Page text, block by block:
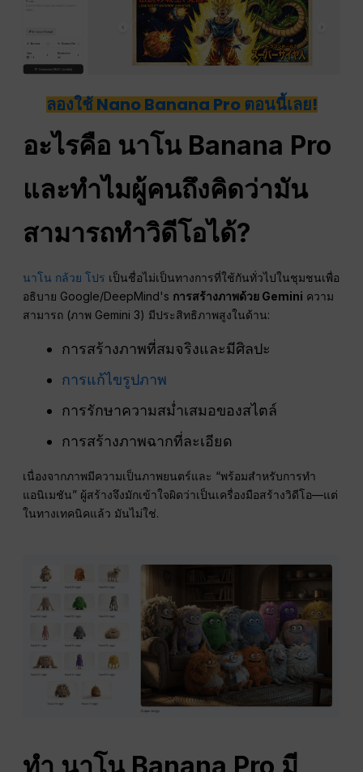
ลองใช้ Nano Banana Pro ตอนนี้เลย!
อะไรคือ นาโนBanana Pro
และทำไมผู้คนถึงคิดว่ามัน
สามารถทำวิดีโอได้?
นาโน กล้วย โปร เป็นชื่อไม่เป็นทางการที่ใช้กันทั่วไปในชุมชนเพื่อ
อธิบาย Google/DeepMind's การสร้างภาพด้วย Gemini ความ
สามารถ (ภาพ Gemini 3) มีประสิทธิภาพสูงในด้าน:
การสร้างภาพที่สมจริงและมีศิลปะ
การแก้ไขรูปภาพ
การรักษาความสม่ำเสมอของสไตล์
การสร้างภาพฉากที่ละเอียด
เนื่องจากภาพมีความเป็นภาพยนตร์และ “พร้อมสำหรับการทำ
แอนิเมชัน” ผู้สร้างจึงมักเข้าใจผิดว่าเป็นเครื่องมือสร้างวิดีโอ—แต่
ในทางเทคนิคแล้ว มันไม่ใช่.